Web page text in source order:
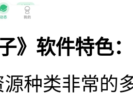
》软件特色：
种类非常的